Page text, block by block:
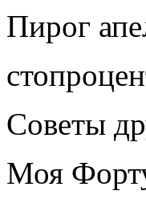
Пирог
Советы
Моя